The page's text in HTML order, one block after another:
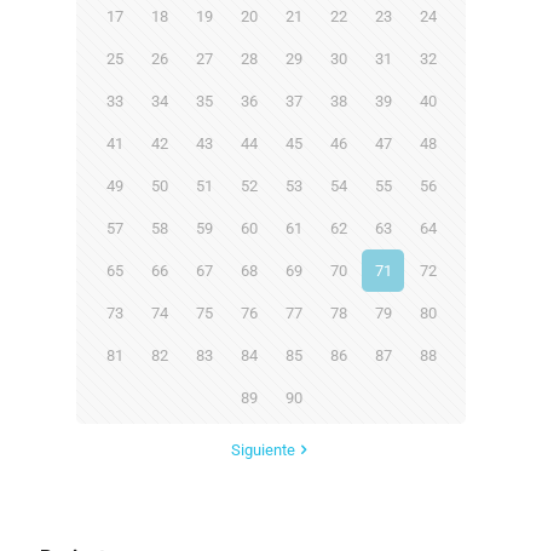
17 18 19 20 21 22 23 24
25 26 27 28 29 30 31 32
33 34 35 36 37 38 39 40
41 42 43 44 45 46 47 48
49 50 51 52 53 54 55 56
57 58 59 60 61 62 63 64
65 66 67 68 69 70 71 72
73 74 75 76 77 78 79 80
81 82 83 84 85 86 87 88
89 90
Siguiente